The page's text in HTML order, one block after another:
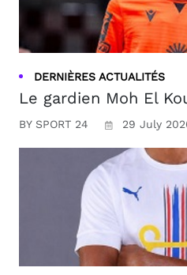
DERNIÈRES ACTUALITÉS
Le gardien Moh El
BY SPORT 24 29 July